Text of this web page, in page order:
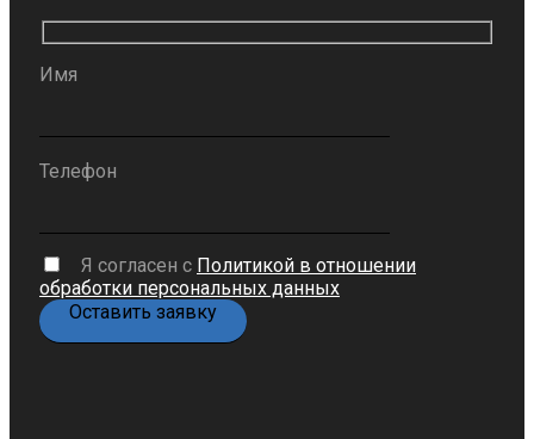
Имя
Телефон
Я согласен с Политикой в отношении
обработки персональных данных